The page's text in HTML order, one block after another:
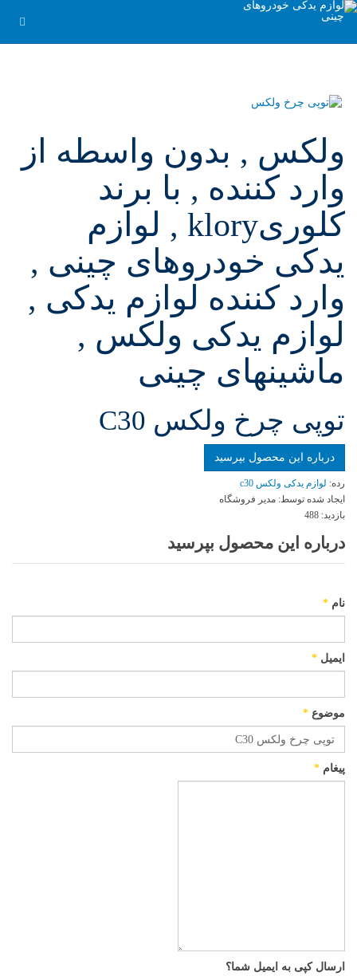
ولکس , بدون واسطه از
وارد کننده , با برند
کلوریklory , لوازم
یدکی خودروهای چینی ,
وارد کننده لوازم یدکی ,
لوازم یدکی ولکس ,
ماشینهای چینی
توپی چرخ ولکس C30
درباره این محصول بپرسید
رده: لوازم یدکی ولکس c30
ایجاد شده توسط: مدیر فروشگاه
بازدید: 488
درباره این محصول بپرسید
نام *
ایمیل *
موضوع *
پیغام *
ارسال کپی به ایمیل شما؟